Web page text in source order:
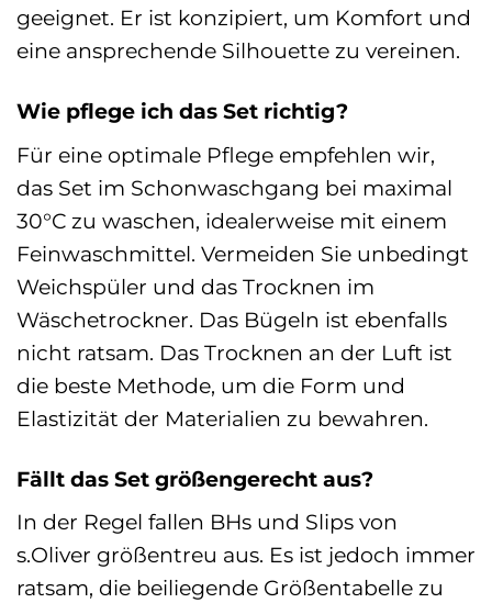
geeignet. Er ist konzipiert, um Komfort und
eine ansprechende Silhouette zu vereinen.
Wie pflege ich das Set richtig?
Für eine optimale Pflege empfehlen wir,
das Set im Schonwaschgang bei maximal
30°C zu waschen, idealerweise mit einem
Feinwaschmittel. Vermeiden Sie unbedingt
Weichspüler und das Trocknen im
Wäschetrockner. Das Bügeln ist ebenfalls
nicht ratsam. Das Trocknen an der Luft ist
die beste Methode, um die Form und
Elastizität der Materialien zu bewahren.
Fällt das Set größengerecht aus?
In der Regel fallen BHs und Slips von
s.Oliver größentreu aus. Es ist jedoch immer
ratsam, die beiliegende Größentabelle zu